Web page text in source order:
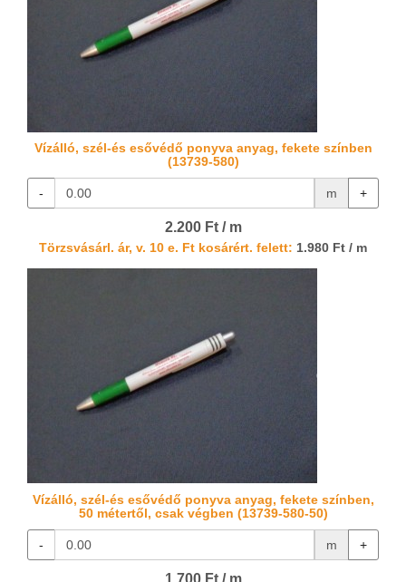
Vízálló, szél-és esővédő ponyva anyag, fekete színben
(13739-580)
- m +
2.200 Ft / m
Törzsvásárl. ár, v. 10 e. Ft kosárért. felett: 1.980 Ft / m
Vízálló, szél-és esővédő ponyva anyag, fekete színben,
50 métertől, csak végben (13739-580-50)
- m +